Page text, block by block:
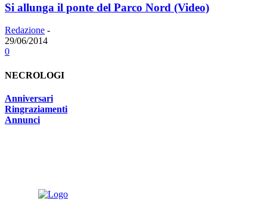
Si allunga il ponte del Parco Nord (Video)
Redazione -
29/06/2014
0
NECROLOGI
Anniversari
Ringraziamenti
Annunci